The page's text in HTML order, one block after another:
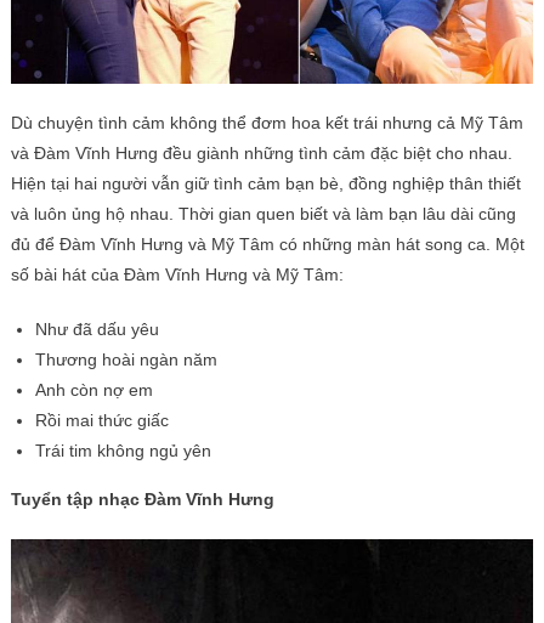
Dù chuyện tình cảm không thể đơm hoa kết trái nhưng cả Mỹ Tâm
và Đàm Vĩnh Hưng đều giành những tình cảm đặc biệt cho nhau.
Hiện tại hai người vẫn giữ tình cảm bạn bè, đồng nghiệp thân thiết
và luôn ủng hộ nhau. Thời gian quen biết và làm bạn lâu dài cũng
đủ để Đàm Vĩnh Hưng và Mỹ Tâm có những màn hát song ca. Một
số bài hát của Đàm Vĩnh Hưng và Mỹ Tâm:
Như đã dấu yêu
Thương hoài ngàn năm
Anh còn nợ em
Rồi mai thức giấc
Trái tim không ngủ yên
Tuyển tập nhạc Đàm Vĩnh Hưng